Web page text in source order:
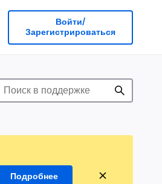
Войти/
Зарегистрироваться
Подробнее